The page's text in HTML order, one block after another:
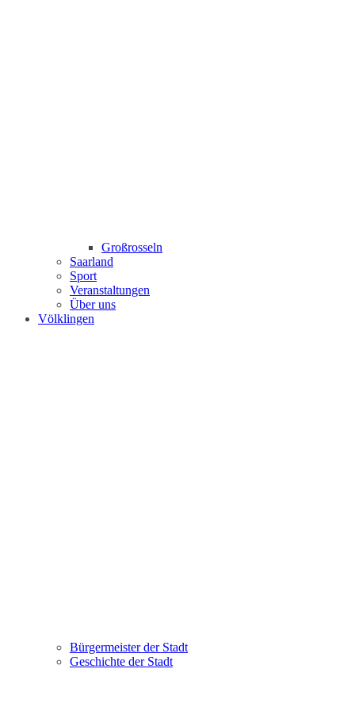
Großrosseln
Saarland
Sport
Veranstaltungen
Über uns
Völklingen
Bürgermeister der Stadt
Geschichte der Stadt